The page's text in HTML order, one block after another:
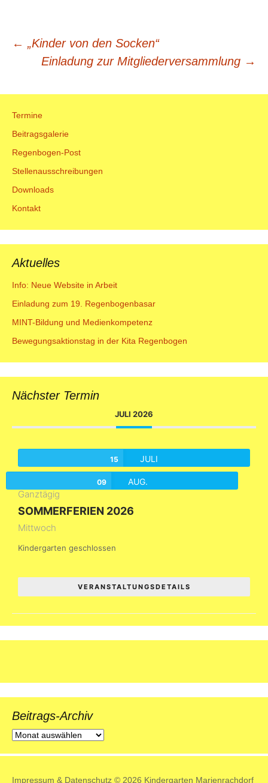
Beitrags-
Navigation
← „Kinder von den Socken“
Einladung zur Mitgliederversammlung →
Termine
Beitragsgalerie
Regenbogen-Post
Stellenausschreibungen
Downloads
Kontakt
Aktuelles
Info: Neue Website in Arbeit
Einladung zum 19. Regenbogenbasar
MINT-Bildung und Medienkompetenz
Bewegungsaktionstag in der Kita Regenbogen
Nächster Termin
JULI 2026
15 JULI
09 AUG.
Ganztägig
SOMMERFERIEN 2026
Mittwoch
Kindergarten geschlossen
VERANSTALTUNGSDETAILS
Beitrags-Archiv
Beitrags-
Impressum & Datenschutz © 2026 Kindergarten Marienrachdorf